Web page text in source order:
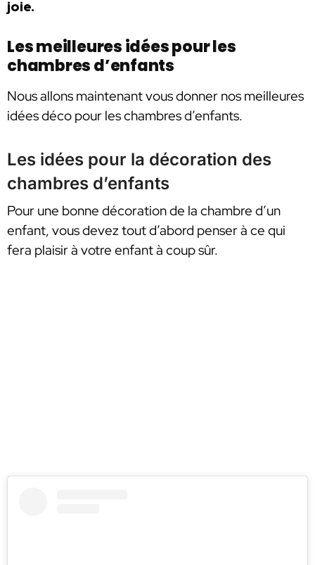
joie.
Les meilleures idées pour les
chambres d’enfants
Nous allons maintenant vous donner nos meilleures
idées déco pour les chambres d’enfants.
Les idées pour la décoration des
chambres d’enfants
Pour une bonne décoration de la chambre d’un
enfant, vous devez tout d’abord penser à ce qui
fera plaisir à votre enfant à coup sûr.